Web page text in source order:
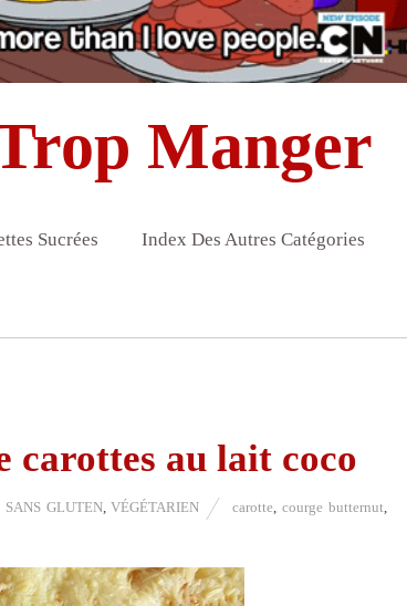
Manger
Sucrées Index Des Autres Catégories
carottes au lait coco
SANS GLUTEN,VÉGÉTARIEN carotte,courge butternut,